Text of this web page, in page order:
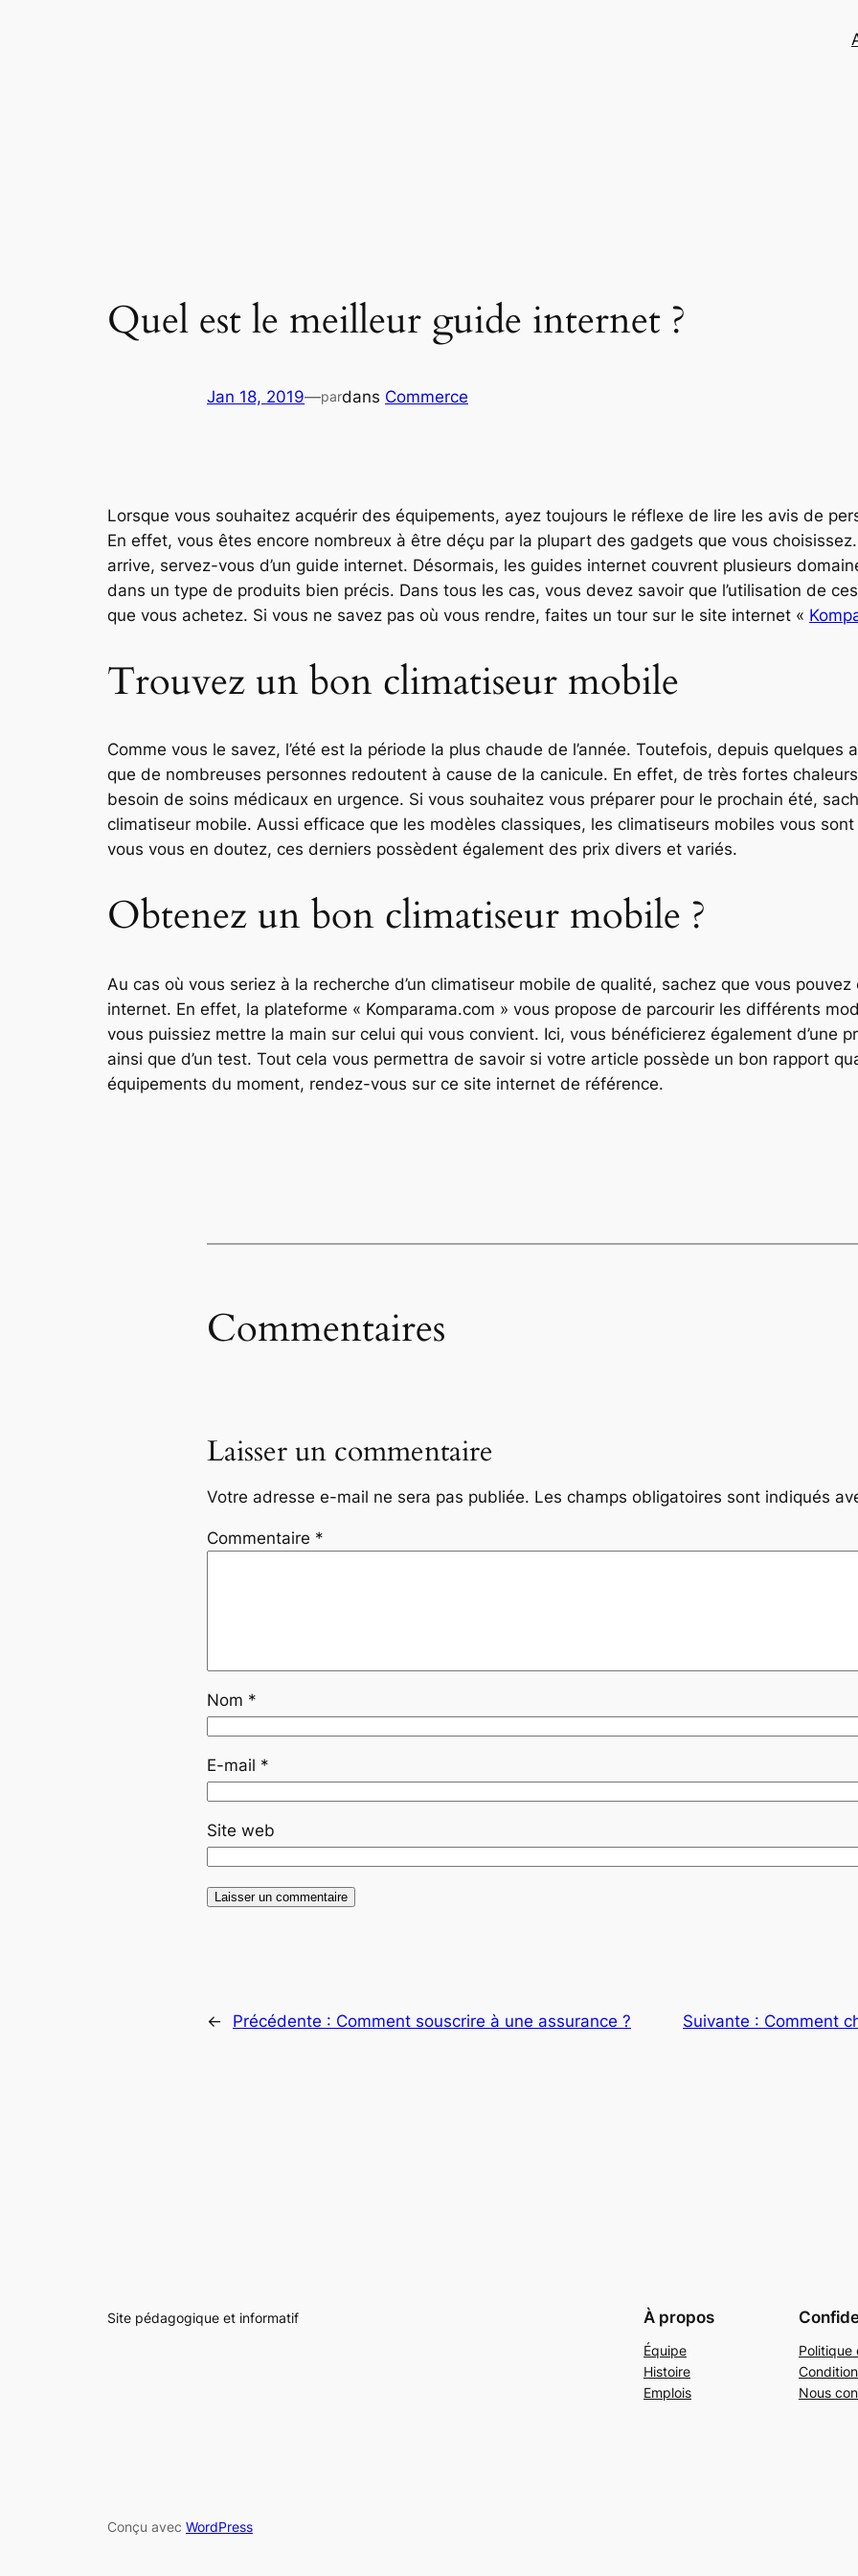
Quel est le meilleur guide internet ?
Jan 18, 2019—pardans Commerce
Lorsque vous souhaitez acquérir des équipements, ayez toujours le réflexe de lire les avis de
En effet, vous êtes encore nombreux à être déçu par la plupart des gadgets que vous
arrive, servez-vous d’un guide internet. Désormais, les guides internet couvrent plusieurs
dans un type de produits bien précis. Dans tous les cas, vous devez savoir que l’utilisation de
que vous achetez. Si vous ne savez pas où vous rendre, faites un tour sur le site internet «
Trouvez un bon climatiseur mobile
Comme vous le savez, l’été est la période la plus chaude de l’année. Toutefois, depuis quelques
que de nombreuses personnes redoutent à cause de la canicule. En effet, de très fortes
besoin de soins médicaux en urgence. Si vous souhaitez vous préparer pour le prochain été,
climatiseur mobile. Aussi efficace que les modèles classiques, les climatiseurs mobiles vous
vous vous en doutez, ces derniers possèdent également des prix divers et variés.
Obtenez un bon climatiseur mobile ?
Au cas où vous seriez à la recherche d’un climatiseur mobile de qualité, sachez que vous
internet. En effet, la plateforme « Komparama.com » vous propose de parcourir les différents
vous puissiez mettre la main sur celui qui vous convient. Ici, vous bénéficierez également d’une
ainsi que d’un test. Tout cela vous permettra de savoir si votre article possède un bon rapport
équipements du moment, rendez-vous sur ce site internet de référence.
Commentaires
Laisser un commentaire
Votre adresse e-mail ne sera pas publiée. Les champs obligatoires sont indiqués
Commentaire *
Nom *
E-mail *
Site web
← Précédente : Comment souscrire à une assurance ? Suivante : Comment
Site pédagogique et informatif À propos
Équipe
Histoire
Emplois
Politique
Nous
Conçu avec WordPress